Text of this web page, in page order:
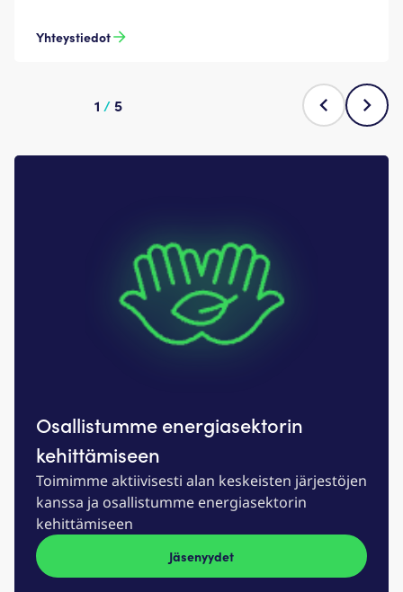
Yhteystiedot
1 / 5
Osallistumme energiasektorin
kehittämiseen
Toimimme aktiivisesti alan keskeisten järjestöjen
kanssa ja osallistumme energiasektorin
kehittämiseen
Jäsenyydet